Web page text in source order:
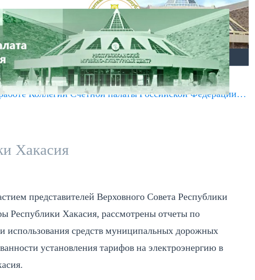
ОТКРЫТЫЕ ДАННЫЕ КАРТА МЕНЮ
Коллегии Счетной палаты Российской Федерации…
Хакасия
представителей Верховного Совета Республики
Республики Хакасия, рассмотрены отчеты по
использования средств муниципальных дорожных
установления тарифов на электроэнергию в